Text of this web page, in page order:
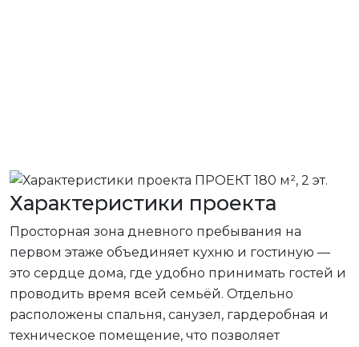
Характеристики проекта
Просторная зона дневного пребывания на
первом этаже объединяет кухню и гостиную —
это сердце дома, где удобно принимать гостей и
проводить время всей семьёй. Отдельно
расположены спальня, санузел, гардеробная и
техническое помещение, что позволяет